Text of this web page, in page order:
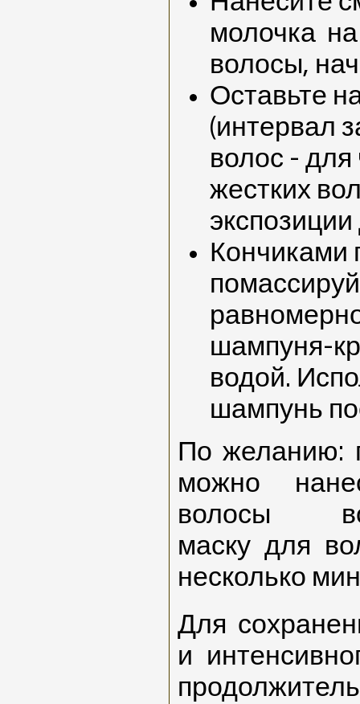
молочка
волосы,
Оставьте
(интервал
волос -
жестких
Кончиками
шампуня-
водой.
шампунь
По желанию:
можно
волосы
маску для
несколько
Для
и